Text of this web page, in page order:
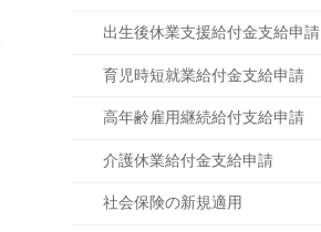
出生後休業支援給付金支給申請
育児時短就業給付金支給申請
高年齢雇用継続給付支給申請
介護休業給付金支給申請
社会保険の新規適用